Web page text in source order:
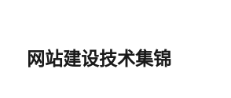
网站建设技术集锦